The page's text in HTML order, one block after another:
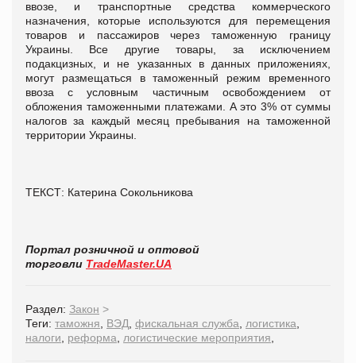
ввозе, и транспортные средства коммерческого
назначения, которые используются для перемещения
товаров и пассажиров через таможенную границу
Украины. Все другие товары, за исключением
подакцизных, и не указанных в данных приложениях,
могут размещаться в таможенный режим временного
ввоза с условным частичным освобождением от
обложения таможенными платежами. А это 3% от суммы
налогов за каждый месяц пребывания на таможенной
территории Украины.
ТЕКСТ: Катерина Сокольникова
Портал розничной и оптовой
торговли TradeMaster.UA
Раздел: Закон >
Теги: таможня, ВЭД, фискальная служба, логистика,
налоги, реформа, логистические мероприятия,